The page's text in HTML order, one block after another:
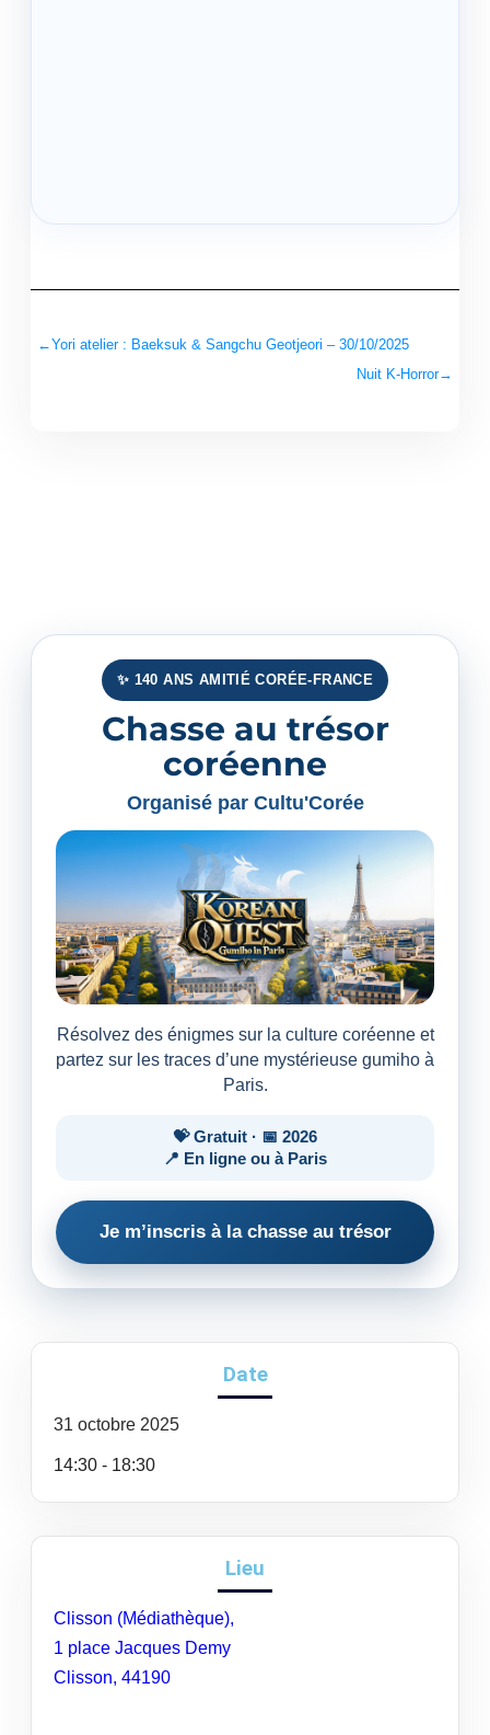
←Yori atelier : Baeksuk & Sangchu Geotjeori – 30/10/2025
Nuit K-Horror→
✨ 140 ANS AMITIÉ CORÉE-FRANCE
Chasse au trésor
coréenne
Organisé par Cultu'Corée
Résolvez des énigmes sur la culture coréenne et
partez sur les traces d’une mystérieuse gumiho à
Paris.
💝 Gratuit · 📅 2026
📍 En ligne ou à Paris
Je m’inscris à la chasse au trésor
Date
31 octobre 2025
14:30 - 18:30
Lieu
Clisson (Médiathèque),
1 place Jacques Demy
Clisson, 44190